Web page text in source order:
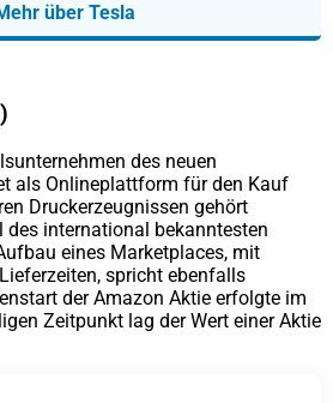
über Tesla
des neuen
als Onlineplattform für den Kauf
Druckerzeugnissen gehört
des international bekanntesten
eines Marketplaces, mit
spricht ebenfalls
der Amazon Aktie erfolgte im
Zeitpunkt lag der Wert einer Aktie